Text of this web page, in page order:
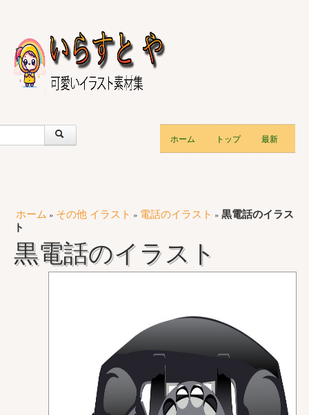
ホーム トップ 最新
ホーム » その他 イラスト » 電話のイラスト » 黒電話のイラス
ト
黒電話のイラスト